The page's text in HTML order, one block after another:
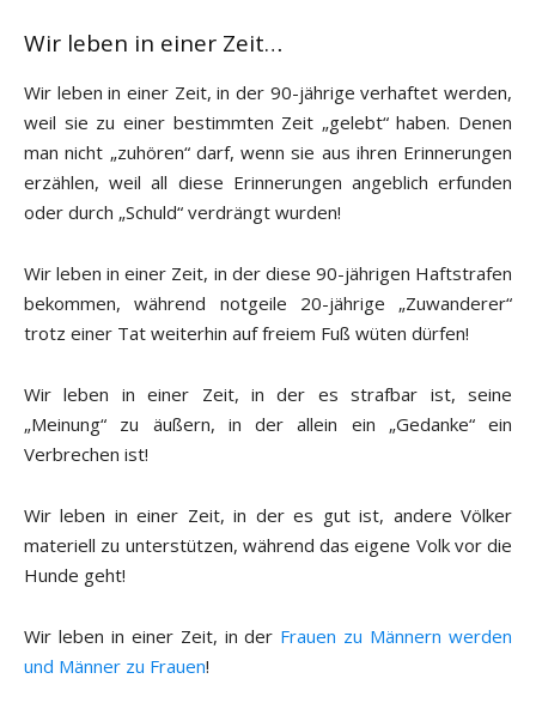
Wir leben in einer Zeit…
Wir leben in einer Zeit, in der 90-jährige verhaftet werden,
weil sie zu einer bestimmten Zeit „gelebt“ haben. Denen
man nicht „zuhören“ darf, wenn sie aus ihren Erinnerungen
erzählen, weil all diese Erinnerungen angeblich erfunden
oder durch „Schuld“ verdrängt wurden!
Wir leben in einer Zeit, in der diese 90-jährigen Haftstrafen
bekommen, während notgeile 20-jährige „Zuwanderer“
trotz einer Tat weiterhin auf freiem Fuß wüten dürfen!
Wir leben in einer Zeit, in der es strafbar ist, seine
„Meinung“ zu äußern, in der allein ein „Gedanke“ ein
Verbrechen ist!
Wir leben in einer Zeit, in der es gut ist, andere Völker
materiell zu unterstützen, während das eigene Volk vor die
Hunde geht!
Wir leben in einer Zeit, in der Frauen zu Männern werden
und Männer zu Frauen!